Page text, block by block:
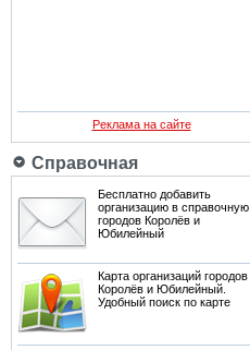
Реклама на сайте
Справочная
Бесплатно добавить
организацию в справочную
городов Королёв и
Юбилейный
Карта организаций городов
Королёв и Юбилейный.
Удобный поиск по карте